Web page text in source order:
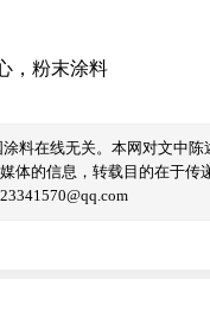
， 粉末涂料
涂料在线无关。本网对文中
体的信息，转载目的在于